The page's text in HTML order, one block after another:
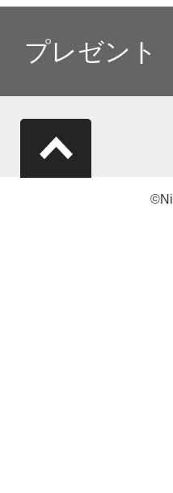
プレゼント